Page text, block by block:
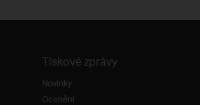
Tiskové zprávy
Novinky
Ocenění